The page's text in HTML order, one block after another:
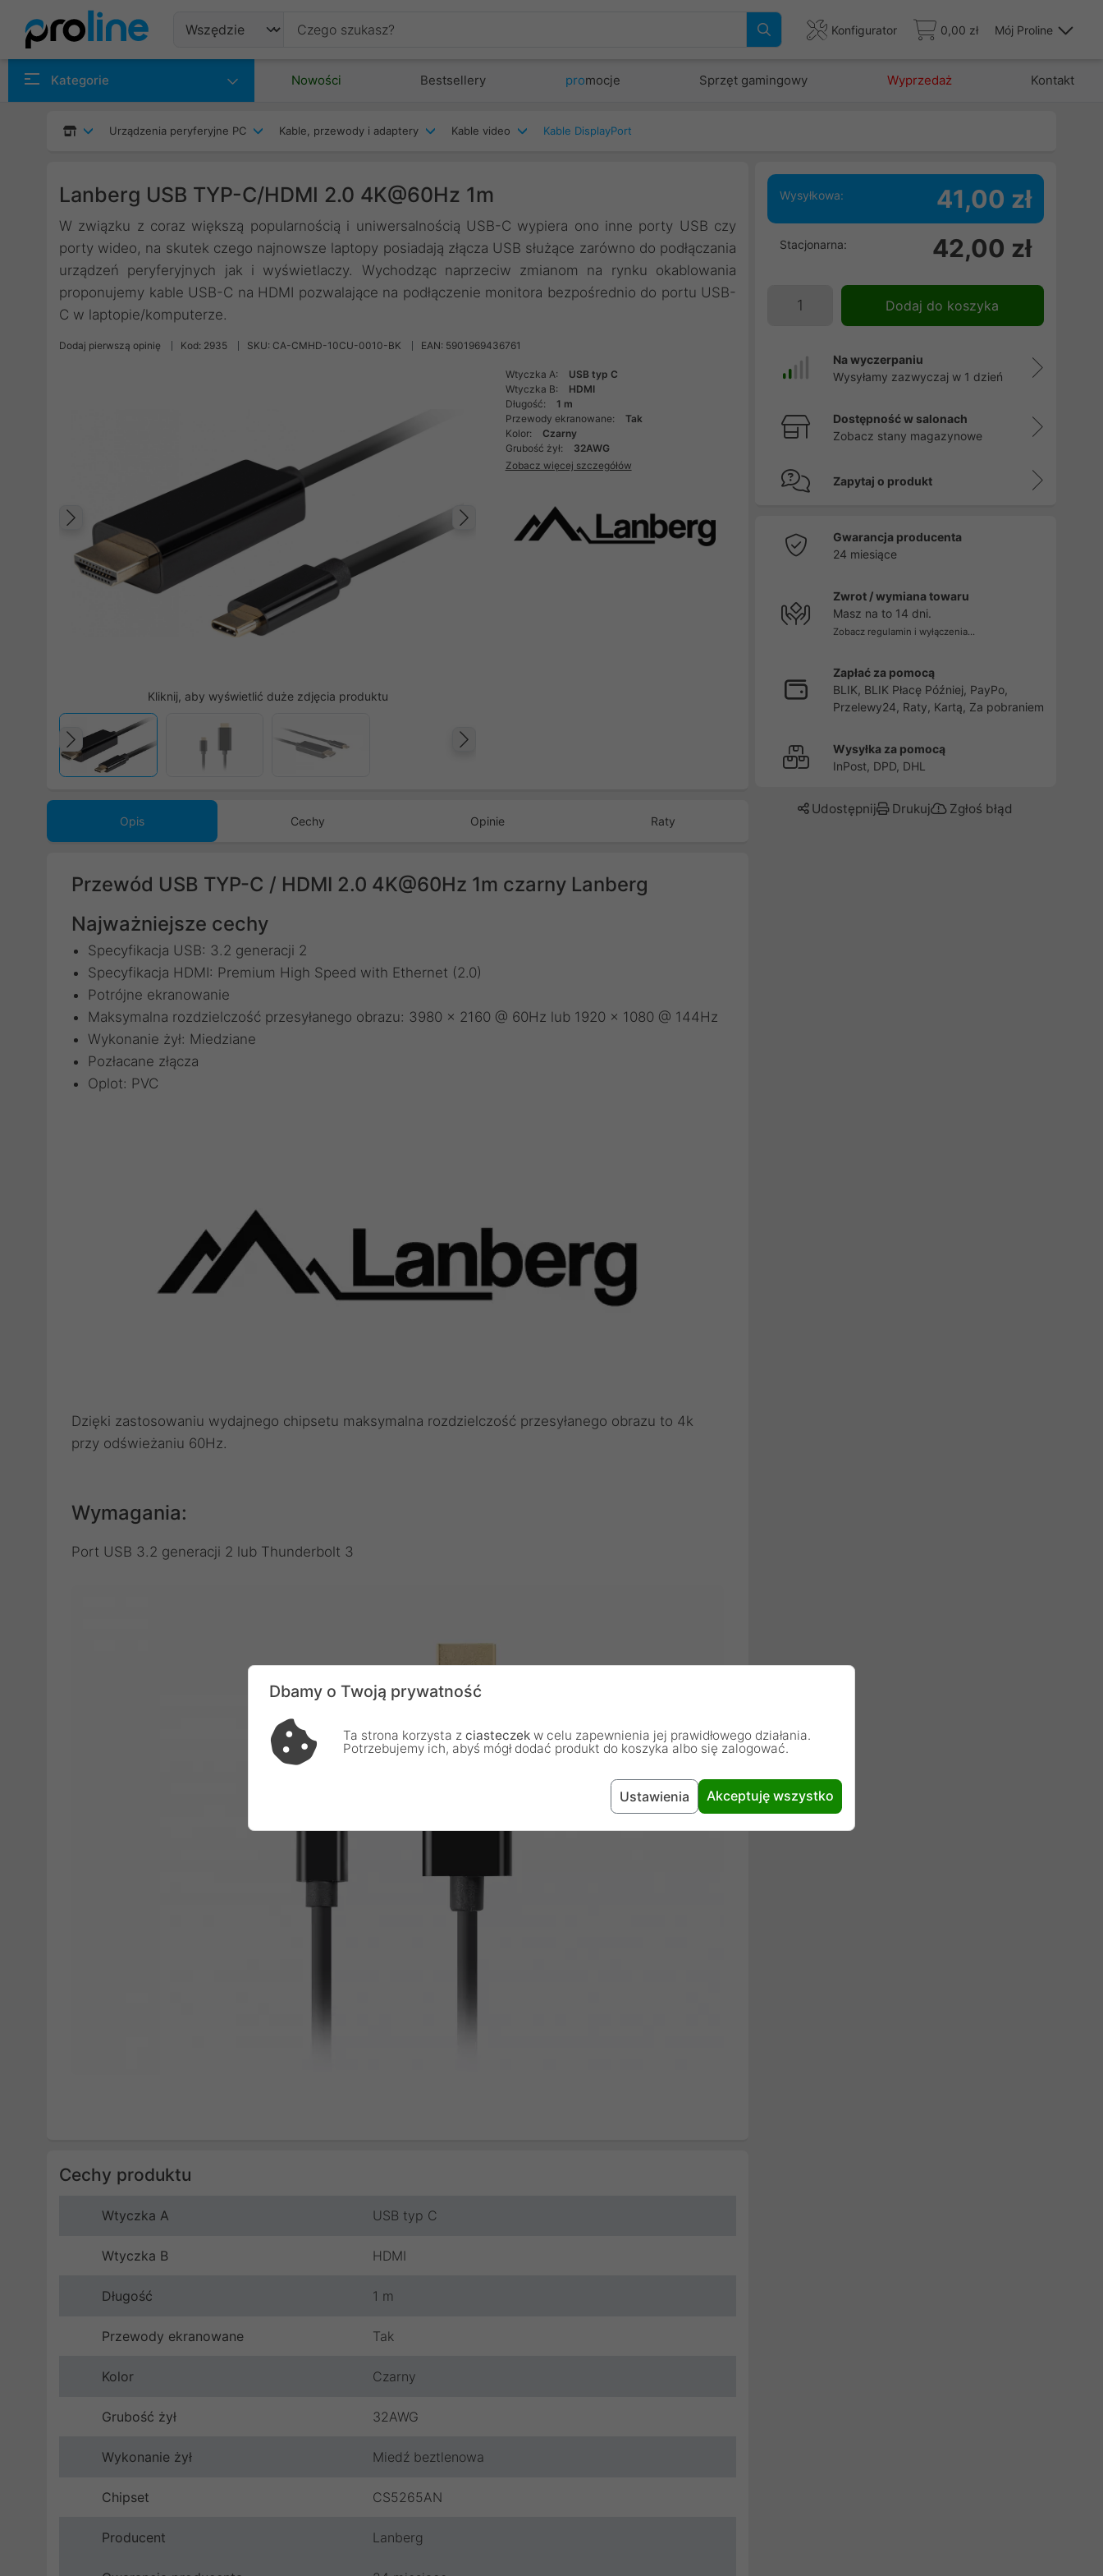
Konfigurator 0,00 zł Mój Proline
Kategorie Nowości Bestsellery promocje Sprzęt gamingowy Wyprzedaż Kontakt
Urządzenia peryferyjne PC Kable, przewody i adaptery Kable video Kable DisplayPort
Lanberg USB TYP-C/HDMI 2.0 4K@60Hz 1m
W związku z coraz większą popularnością i uniwersalnością USB-C wypiera ono inne porty USB czy
porty wideo, na skutek czego najnowsze laptopy posiadają złącza USB służące zarówno do podłączania
urządzeń peryferyjnych jak i wyświetlaczy. Wychodząc naprzeciw zmianom na rynku okablowania
proponujemy kable USB-C na HDMI pozwalające na podłączenie monitora bezpośrednio do portu USB-
C w laptopie/komputerze.
Dodaj pierwszą opinię Kod: 2935 SKU: CA-CMHD-10CU-0010-BK EAN: 5901969436761
Następny
Poprzedni
Kliknij, aby wyświetlić duże zdjęcia produktu
Poprzedni
Wtyczka A:
USB typ C
Wtyczka B:
HDMI
Długość:
1 m
Przewody ekranowane:
Tak
Kolor:
Czarny
Grubość żył:
32AWG
Zobacz więcej szczegółów
Opis Cechy Opinie Raty
Przewód USB TYP-C / HDMI 2.0 4K@60Hz 1m czarny Lanberg
Najważniejsze cechy
Specyfikacja USB: 3.2 generacji 2
Specyfikacja HDMI: Premium High Speed with Ethernet (2.0)
Potrójne ekranowanie
Maksymalna rozdzielczość przesyłanego obrazu: 3980 x 2160 @ 60Hz lub 1920 x 1080 @ 144Hz
Wykonanie żył: Miedziane
Pozłacane złącza
Oplot: PVC
Dzięki zastosowaniu wydajnego chipsetu maksymalna rozdzielczość przesyłanego obrazu to 4k
przy odświeżaniu 60Hz.
Wymagania:
Port USB 3.2 generacji 2 lub Thunderbolt 3
Cechy produktu
Wtyczka A USB typ C
Wtyczka B HDMI
Długość 1 m
Przewody ekranowane Tak
Kolor Czarny
Grubość żył 32AWG
Wykonanie żył Miedź beztlenowa
Chipset CS5265AN
Producent Lanberg
Wysyłkowa: 41,00 zł
Stacjonarna: 42,00 zł
Dodaj do koszyka
Na wyczerpaniu
Wysyłamy zazwyczaj w 1 dzień
Dostępność w salonach
Zobacz stany magazynowe
Zapytaj o produkt
Gwarancja producenta
24 miesiące
Zwrot / wymiana towaru
Masz na to 14 dni.
Zobacz regulamin i wyłączenia...
Zapłać za pomocą
BLIK, BLIK Płacę Później, PayPo,
Przelewy24, Raty, Kartą, Za pobraniem
Wysyłka za pomocą
InPost, DPD, DHL
Udostępnij Drukuj Zgłoś błąd
Dbamy o Twoją prywatność
Ta strona korzysta z ciasteczek w celu zapewnienia jej prawidłowego działania.
Potrzebujemy ich, abyś mógł dodać produkt do koszyka albo się zalogować.
Ustawienia Akceptuję wszystko